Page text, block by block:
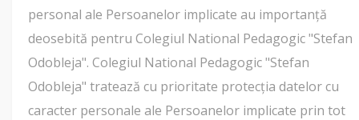
personal ale Persoanelor implicate au importanță
deosebită pentru Colegiul National Pedagogic "Stefan
Odobleja". Colegiul National Pedagogic "Stefan
Odobleja" tratează cu prioritate protecția datelor cu
caracter personale ale Persoanelor implicate prin tot